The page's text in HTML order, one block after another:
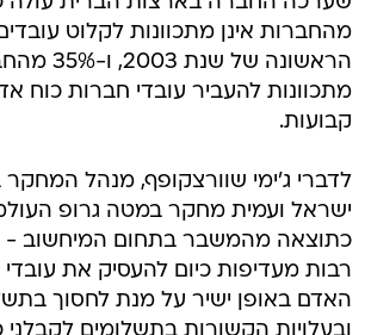
מהחברות אינן מתכוונות לקלוט
הראשונה של שנת
מתכוונות להעביר עובדי חברות כוח
קבועות.
לדברי ג'ימי שוורצקופף, מנהל
ישראל ועמית מחקר במטה גרופ
כתוצאה מהמשבר בתחום המיחשוב -
רבות מעדיפות כיום להעסיק את
האדם באופן ישיר על מנת לחסוך